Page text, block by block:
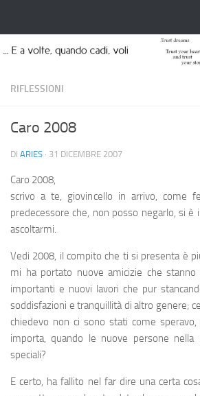
RIFLESSIONI
Caro 2008
DI ARIES · 31 DICEMBRE 2007
Caro 2008,
scrivo a te, giovincello in arrivo, come
predecessore che, non posso negarlo, si
ascoltarmi.
Vedi 2008, il compito che ti si presenta è
mi ha portato nuove amicizie che stanno
importanti e nuovi lavori che pur
soddisfazioni e tranquillità di altro genere;
chiedevo non ci sono stati come
importa, quando le nuove persone nella
speciali?
E certo, ha fallito nel far dire una certa